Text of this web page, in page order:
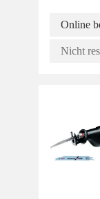
Online
Nicht